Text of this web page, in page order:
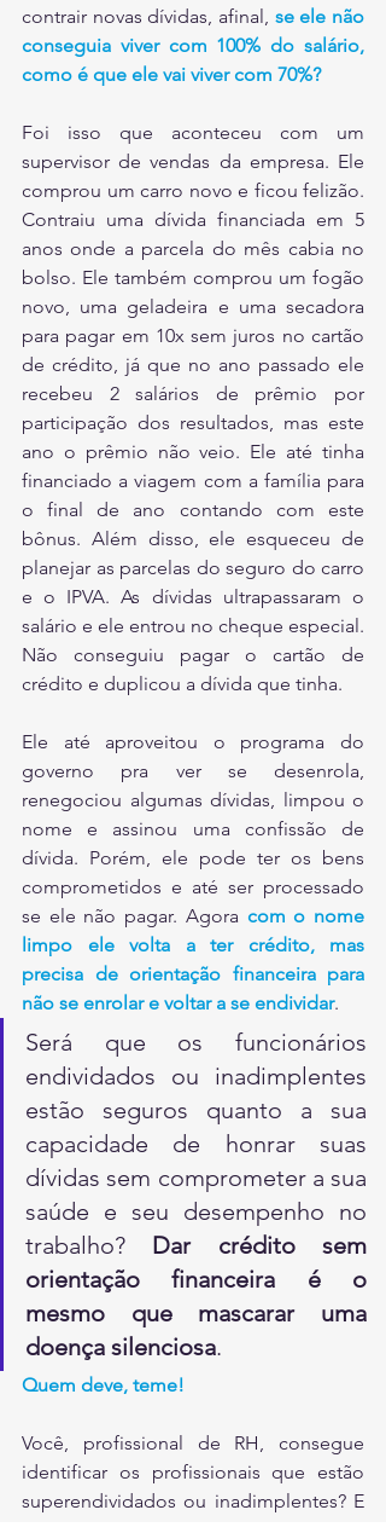
contrair novas dívidas, afinal, se ele não
conseguia viver com 100% do salário,
como é que ele vai viver com 70%?
Foi isso que aconteceu com um
supervisor de vendas da empresa. Ele
comprou um carro novo e ficou felizão.
Contraiu uma dívida financiada em 5
anos onde a parcela do mês cabia no
bolso. Ele também comprou um fogão
novo, uma geladeira e uma secadora
para pagar em 10x sem juros no cartão
de crédito, já que no ano passado ele
recebeu 2 salários de prêmio por
participação dos resultados, mas este
ano o prêmio não veio. Ele até tinha
financiado a viagem com a família para
o final de ano contando com este
bônus. Além disso, ele esqueceu de
planejar as parcelas do seguro do carro
e o IPVA. As dívidas ultrapassaram o
salário e ele entrou no cheque especial.
Não conseguiu pagar o cartão de
crédito e duplicou a dívida que tinha.
Ele até aproveitou o programa do
governo pra ver se desenrola,
renegociou algumas dívidas, limpou o
nome e assinou uma confissão de
dívida. Porém, ele pode ter os bens
comprometidos e até ser processado
se ele não pagar. Agora com o nome
limpo ele volta a ter crédito, mas
precisa de orientação financeira para
não se enrolar e voltar a se endividar.
Será que os funcionários
endividados ou inadimplentes
estão seguros quanto a sua
capacidade de honrar suas
dívidas sem comprometer a sua
saúde e seu desempenho no
trabalho? Dar crédito sem
orientação financeira é o
mesmo que mascarar uma
doença silenciosa.
Quem deve, teme!
Você, profissional de RH, consegue
identificar os profissionais que estão
superendividados ou inadimplentes? E